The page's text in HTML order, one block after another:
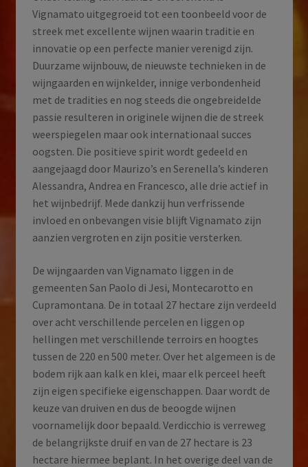
Vignamato uitgegroeid tot een toonbeeld voor de
streek met excellente wijnen waarin traditie en
innovatie op een perfecte manier verenigd zijn.
Duurzame wijnbouw, de nieuwste technieken in de
wijngaarden en wijnkelder, innige verbondenheid
met de tradities en nog steeds die ongebreidelde
passie resulteren in originele wijnen die de streek
weerspiegelen maar ook internationaal succes
oogsten. Die positieve spirit wordt gedeeld en
aangejaagd door Maurizo’s en Serenella’s kinderen
Alessandra, Andrea en Francesco, alle drie actief in
het wijnbedrijf. Mede dankzij hun verfrissende
invloed en onbevangen visie blijft Vignamato zijn
aanzien vergroten en zijn positie versterken.
De wijngaarden van Vignamato liggen in de
gemeenten San Paolo di Jesi, Montecarotto en
Cupramontana. De in totaal 27 hectare zijn verdeeld
over acht verschillende percelen en liggen op
hellingen met verschillende terroirs en hoogtes
tussen de 220 en 500 meter. Over het algemeen is de
bodem rijk aan kalk en klei, maar elk perceel heeft
zijn eigen specifieke eigenschappen. Daar wordt de
keuze van druiven en dus de beoogde wijnen
voornamelijk door bepaald. Verdicchio is verreweg
de belangrijkste druif en van de 27 hectare is 23
hectare hiermee beplant. In het overige deel van de